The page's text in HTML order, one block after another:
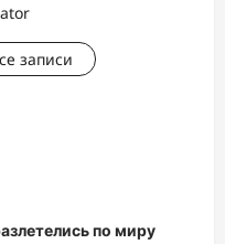
записи
по миру